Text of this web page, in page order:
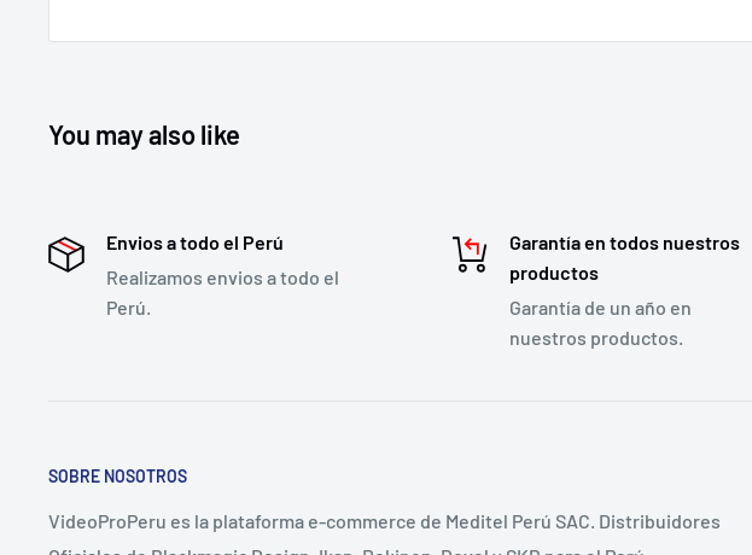
You may also like
Envios a todo el Perú
Realizamos envios a todo el
Perú.
Garantía en todos nuestros
productos
Garantía de un año en
nuestros productos.
SOBRE NOSOTROS
VideoProPeru es la plataforma e-commerce de Meditel Perú SAC. Distribuidores